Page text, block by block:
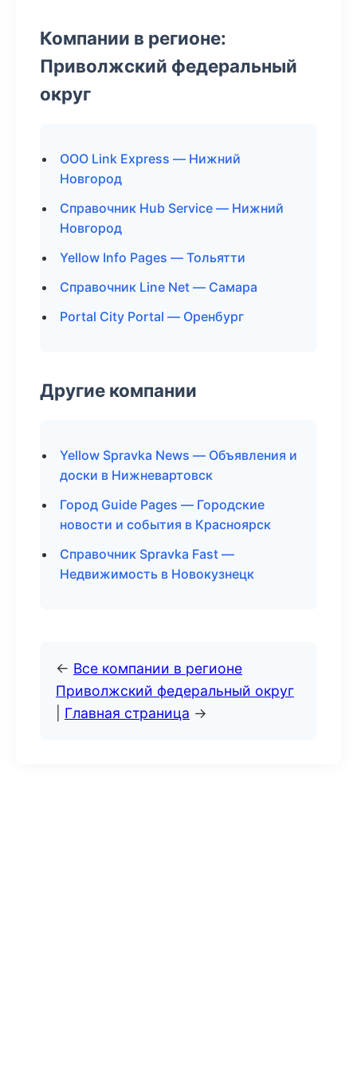
Компании в регионе:
Приволжский федеральный
округ
ООО Link Express — Нижний
Новгород
Справочник Hub Service — Нижний
Новгород
Yellow Info Pages — Тольятти
Справочник Line Net — Самара
Portal City Portal — Оренбург
Другие компании
Yellow Spravka News — Объявления и
доски в Нижневартовск
Город Guide Pages — Городские
новости и события в Красноярск
Справочник Spravka Fast —
Недвижимость в Новокузнецк
← Все компании в регионе
Приволжский федеральный округ
Главная страница →